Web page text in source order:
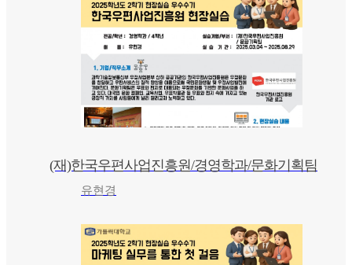
(재)한국우편사업진흥원/경영학과/문화기획팀
유현경